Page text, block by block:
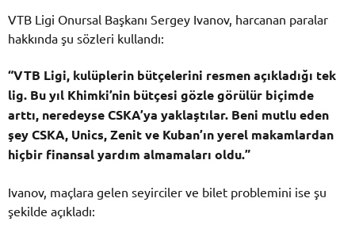
VTB Ligi Onursal Başkanı Sergey Ivanov, harcanan paralar
hakkında şu sözleri kullandı:
“VTB Ligi, kulüplerin bütçelerini resmen açıkladığı tek
lig. Bu yıl Khimki’nin bütçesi gözle görülür biçimde
arttı, neredeyse CSKA’ya yaklaştılar. Beni mutlu eden
şey CSKA, Unics, Zenit ve Kuban’ın yerel makamlardan
hiçbir finansal yardım almamaları oldu.”
Ivanov, maçlara gelen seyirciler ve bilet problemini ise şu
şekilde açıkladı: